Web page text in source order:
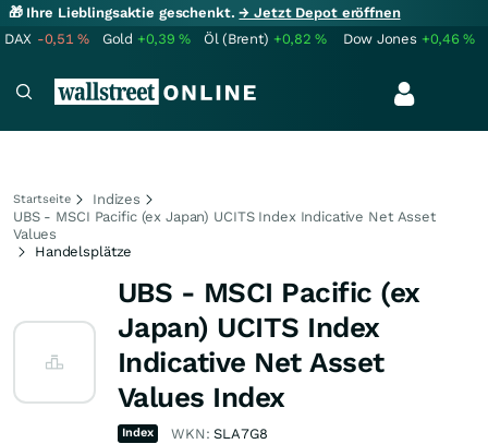
🎁 Ihre Lieblingsaktie geschenkt.→ Jetzt Depot eröffnen
DAX -0,51% Gold +0,39% Öl (Brent) +0,82% Dow Jones +0,46%
Startseite
Indizes
UBS - MSCI Pacific (ex Japan) UCITS Index Indicative Net Asset
Values
Handelsplätze
UBS - MSCI Pacific (ex
Japan) UCITS Index
Indicative Net Asset
Values Index
Index WKN:SLA7G8